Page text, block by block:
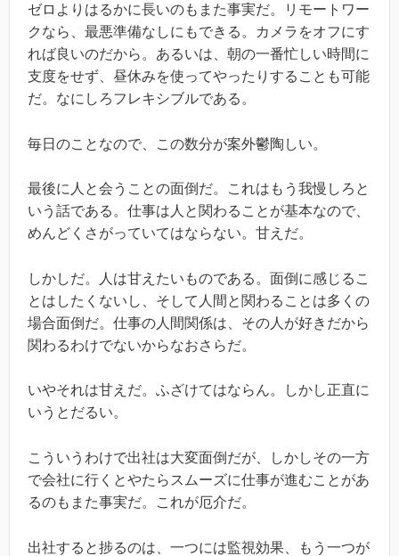
ゼロよりはるかに長いのもまた事実だ。リモートワー
クなら、最悪準備なしにもできる。カメラをオフにす
れば良いのだから。あるいは、朝の一番忙しい時間に
支度をせず、昼休みを使ってやったりすることも可能
だ。なにしろフレキシブルである。
毎日のことなので、この数分が案外鬱陶しい。
最後に人と会うことの面倒だ。これはもう我慢しろと
いう話である。仕事は人と関わることが基本なので、
めんどくさがっていてはならない。甘えだ。
しかしだ。人は甘えたいものである。面倒に感じるこ
とはしたくないし、そして人間と関わることは多くの
場合面倒だ。仕事の人間関係は、その人が好きだから
関わるわけでないからなおさらだ。
いやそれは甘えだ。ふざけてはならん。しかし正直に
いうとだるい。
こういうわけで出社は大変面倒だが、しかしその一方
で会社に行くとやたらスムーズに仕事が進むことがあ
るのもまた事実だ。これが厄介だ。
出社すると捗るのは、一つには監視効果、もう一つが